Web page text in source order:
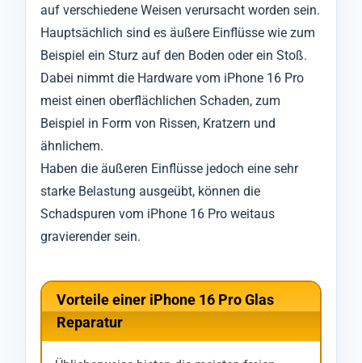
auf verschiedene Weisen verursacht worden sein.
Hauptsächlich sind es äußere Einflüsse wie zum
Beispiel ein Sturz auf den Boden oder ein Stoß.
Dabei nimmt die Hardware vom iPhone 16 Pro
meist einen oberflächlichen Schaden, zum
Beispiel in Form von Rissen, Kratzern und
ähnlichem.
Haben die äußeren Einflüsse jedoch eine sehr
starke Belastung ausgeübt, können die
Schadspuren vom iPhone 16 Pro weitaus
gravierender sein.
Vorteile einer iPhone 16 Pro Glas
Reparatur